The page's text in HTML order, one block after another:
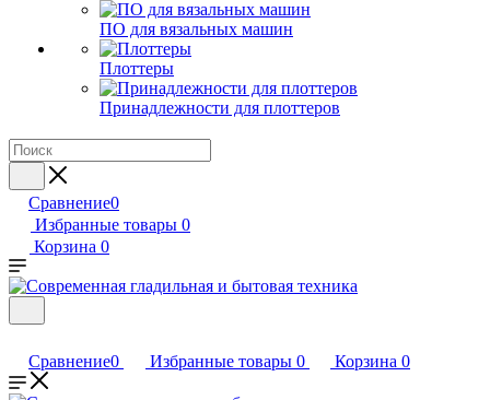
ПО для вязальных машин
Плоттеры
Принадлежности для плоттеров
Сравнение0
Избранные товары 0
Корзина 0
Сравнение0 Избранные товары 0 Корзина 0